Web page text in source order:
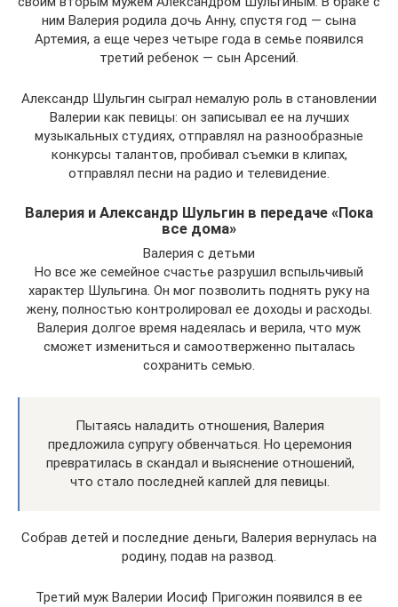
ним Валерия родила дочь Анну, спустя год — сына
Артемия, а еще через четыре года в семье появился
третий ребенок — сын Арсений.
Александр Шульгин сыграл немалую роль в становлении
Валерии как певицы: он записывал ее на лучших
музыкальных студиях, отправлял на разнообразные
конкурсы талантов, пробивал съемки в клипах,
отправлял песни на радио и телевидение.
Валерия и Александр Шульгин в передаче «Пока
все дома»
Валерия с детьми
Но все же семейное счастье разрушил вспыльчивый
характер Шульгина. Он мог позволить поднять руку на
жену, полностью контролировал ее доходы и расходы.
Валерия долгое время надеялась и верила, что муж
сможет измениться и самоотверженно пыталась
сохранить семью.
Пытаясь наладить отношения, Валерия
предложила супругу обвенчаться. Но церемония
превратилась в скандал и выяснение отношений,
что стало последней каплей для певицы.
Собрав детей и последние деньги, Валерия вернулась на
родину, подав на развод.
Третий муж Валерии Иосиф Пригожин появился в ее